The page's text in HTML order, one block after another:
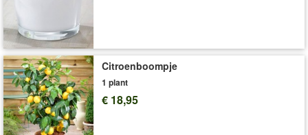
Citroenboompje
1 plant
€ 18,95